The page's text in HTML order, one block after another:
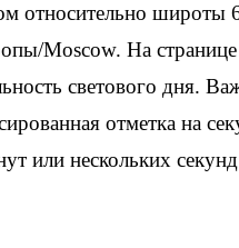
относительно широты
Moscow. На странице
светового дня.
отметка на
или нескольких